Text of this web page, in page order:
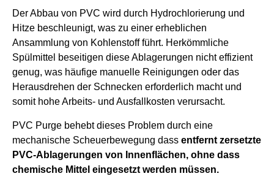
Der Abbau von PVC wird durch Hydrochlorierung und
Hitze beschleunigt, was zu einer erheblichen
Ansammlung von Kohlenstoff führt. Herkömmliche
Spülmittel beseitigen diese Ablagerungen nicht effizient
genug, was häufige manuelle Reinigungen oder das
Herausdrehen der Schnecken erforderlich macht und
somit hohe Arbeits- und Ausfallkosten verursacht.
PVC Purge behebt dieses Problem durch eine
mechanische Scheuerbewegung dass entfernt zersetzte
PVC-Ablagerungen von Innenflächen, ohne dass
chemische Mittel eingesetzt werden müssen.